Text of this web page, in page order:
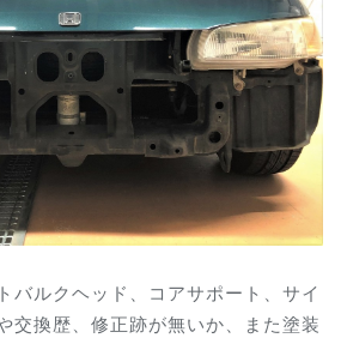
バルクヘッド、コアサポート、サイ
交換歴、修正跡が無いか、また塗装